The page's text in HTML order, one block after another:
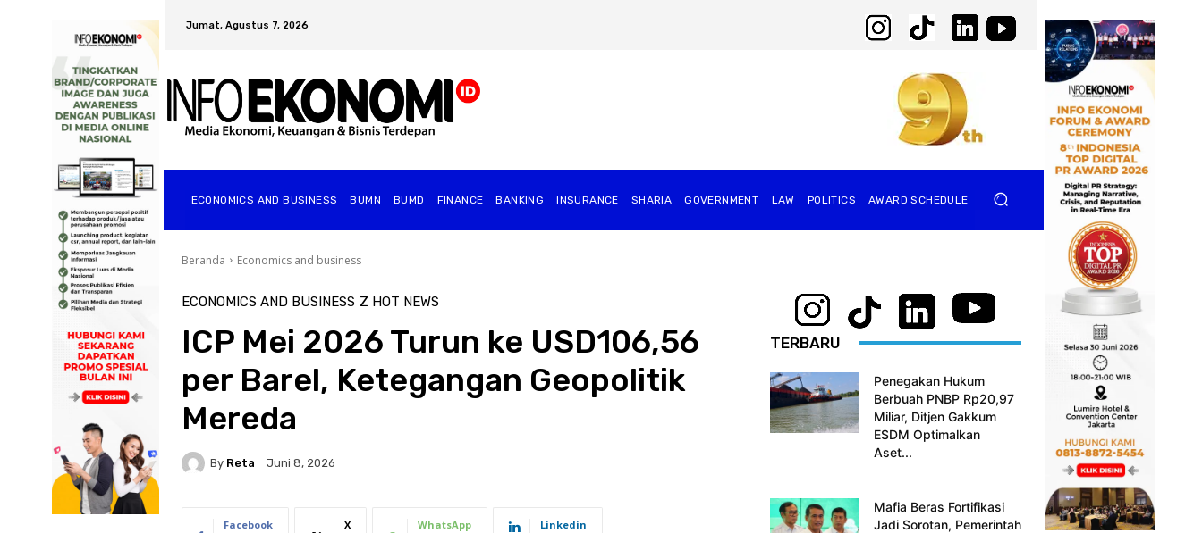
Jumat, Agustus 7, 2026
ECONOMICS AND BUSINESS BUMN BUMD FINANCE BANKING INSURANCE SHARIA GOVERNMENT ⁠LAW POLITICS AWARD SCHEDULE
Beranda Economics and business
ECONOMICS AND BUSINESS Z HOT NEWS
ICP Mei 2026 Turun ke USD106,56
per Barel, Ketegangan Geopolitik
Mereda
By Reta Juni 8, 2026
Facebook X WhatsApp Linkedin
TERBARU
Penegakan Hukum
Berbuah PNBP Rp20,97
Miliar, Ditjen Gakkum
ESDM Optimalkan
Aset...
Mafia Beras Fortifikasi
Jadi Sorotan, Pemerintah